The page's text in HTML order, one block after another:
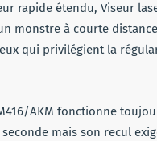
rapide étendu, Viseur
monstre à courte distance.
qui privilégient la
AKM fonctionne
mais son recul